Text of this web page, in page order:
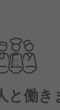
点レストラ
！通いやす
帯で食事を楽
メニューをご
と働き